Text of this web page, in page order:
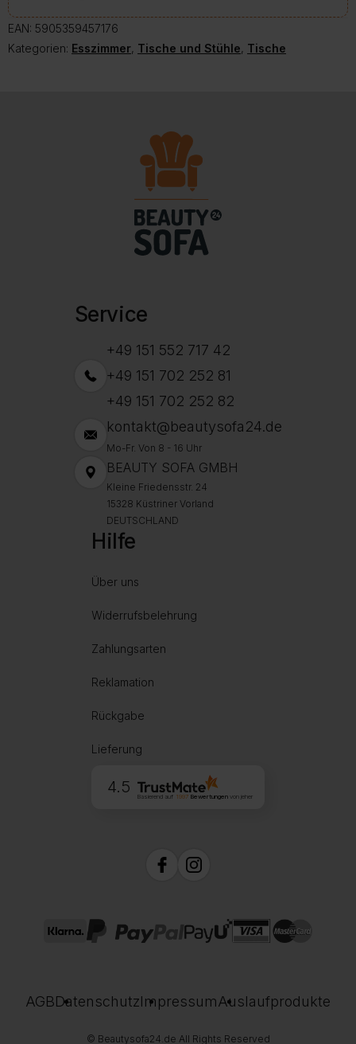
EAN: 5905359457176
Kategorien: Esszimmer, Tische und Stühle, Tische
Service
+49 151 552 717 42
+49 151 702 252 81
+49 151 702 252 82
kontakt@beautysofa24.de
Mo-Fr. Von 8 - 16 Uhr
BEAUTY SOFA GMBH
Kleine Friedensstr. 24
15328 Küstriner Vorland
DEUTSCHLAND
Hilfe
Über uns
Widerrufsbelehrung
Zahlungsarten
Reklamation
Rückgabe
Lieferung
4.5
Basierend auf 1997Bewertungen von jeher
AGBDatenschutzImpressumAuslaufprodukte
© Beautysofa24.de All Rights Reserved